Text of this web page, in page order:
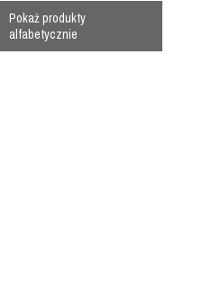
Pokaż produkty
alfabetycznie